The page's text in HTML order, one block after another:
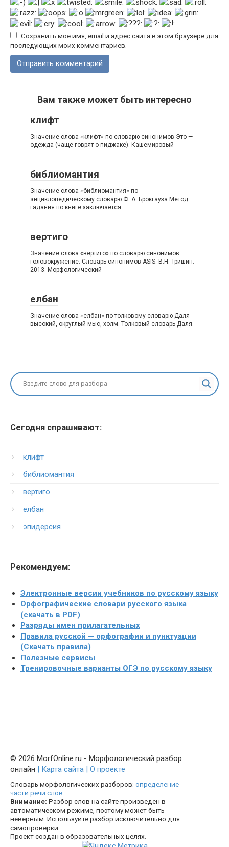
Сохранить моё имя, email и адрес сайта в этом браузере для
последующих моих комментариев.
Вам также может быть интересно
клифт
Значение слова «клифт» по словарю синонимов Это —
одежда (чаще говрят о пиджаке). Кашемировый
библиомантия
Значение слова «библиомантия» по
энциклопедическому словарю Ф. А. Брокгауза Метод
гадания по книге заключается
вертиго
Значение слова «вертиго» по словарю синонимов
головокружение. Словарь синонимов ASIS. В.Н. Тришин.
2013. Морфологический
елбан
Значение слова «елбан» по толковому словарю Даля
высокий, округлый мыс, холм. Толковый словарь Даля.
Сегодня спрашивают:
клифт
библиомантия
вертиго
елбан
эпидерсия
Рекомендуем:
Электронные версии учебников по русскому языку
Орфографические словари русского языка
(скачать в PDF)
Разряды имен прилагательных
Правила русской — орфографии и пунктуации
(Скачать правила)
Полезные сервисы
Тренировочные варианты ОГЭ по русскому языку
© 2026 MorfOnline.ru - Морфологический разбор
онлайн | Карта сайта | О проекте
Словарь морфологических разборов: определение
части речи слов
Внимание: Разбор слов на сайте произведен в
автоматическом режиме, поэтому может быть
неверным. Используйте разбор исключительно для
самопроверки.
Проект создан в образовательных целях.